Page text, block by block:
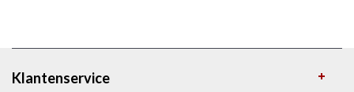
Klantenservice